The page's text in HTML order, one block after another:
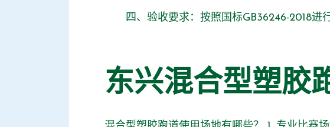
四、验收要求：按照国标GB36246-2018进行
东兴混合型塑胶